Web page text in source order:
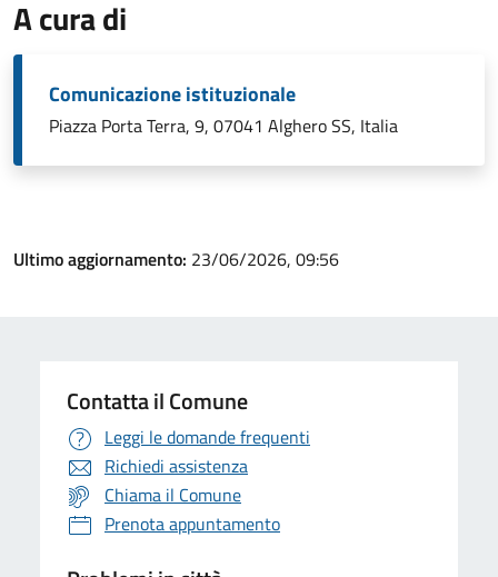
A cura di
Comunicazione istituzionale
Piazza Porta Terra, 9, 07041 Alghero SS, Italia
Ultimo aggiornamento: 23/06/2026, 09:56
Contatta il Comune
Leggi le domande frequenti
Richiedi assistenza
Chiama il Comune
Prenota appuntamento